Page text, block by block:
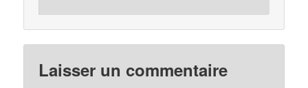
Laisser un commentaire